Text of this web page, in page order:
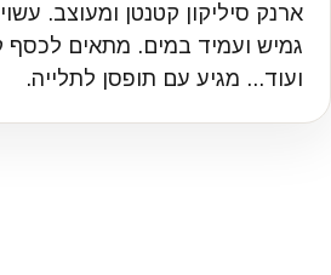
ארנק סיליקון קטנטן ומעוצב. עשוי
גמיש ועמיד במים. מתאים לכסף
ועוד... מגיע עם תופסן לתלייה.